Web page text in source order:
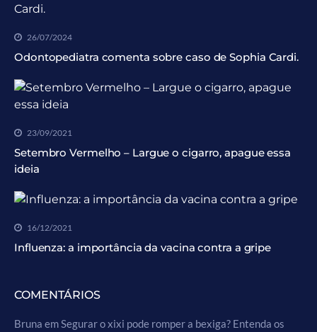
26/07/2024
Odontopediatra comenta sobre caso de Sophia Cardi.
23/09/2021
Setembro Vermelho – Largue o cigarro, apague essa
ideia
16/12/2021
Influenza: a importância da vacina contra a gripe
COMENTÁRIOS
Bruna emSegurar o xixi pode romper a bexiga? Entenda os